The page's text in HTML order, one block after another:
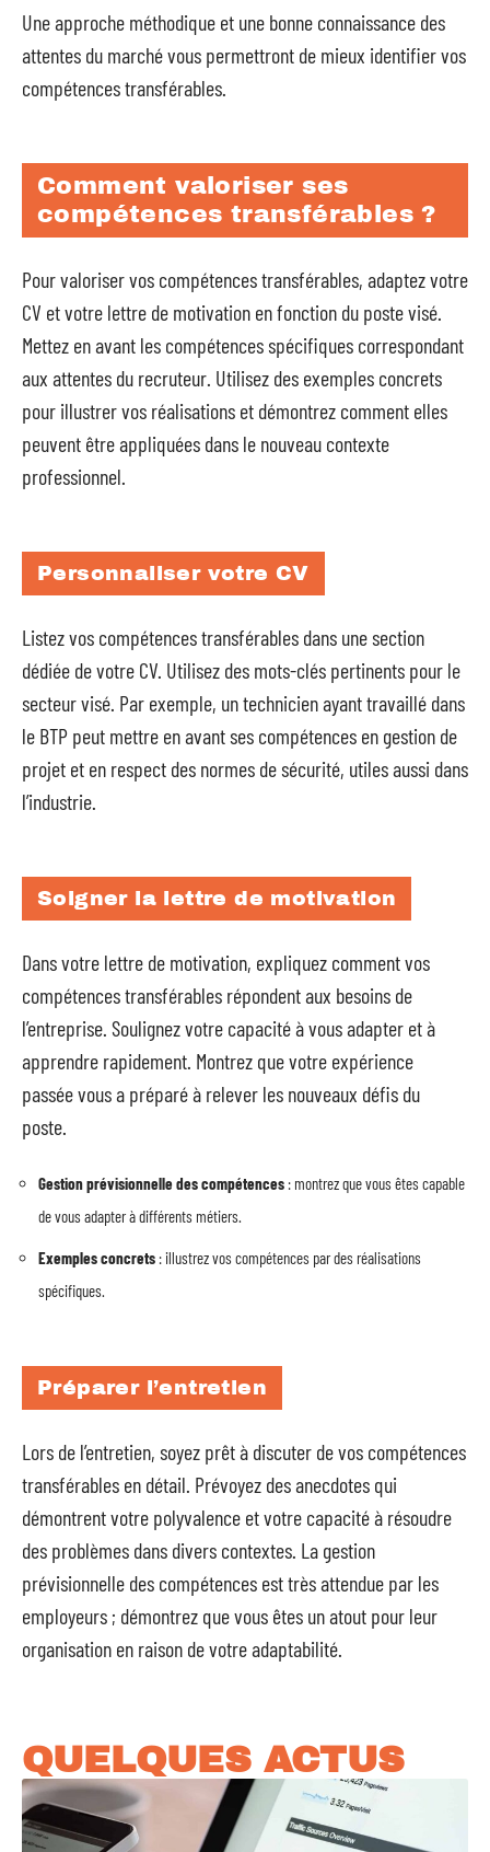
Une approche méthodique et une bonne connaissance des
attentes du marché vous permettront de mieux identifier vos
compétences transférables.
Comment valoriser ses
compétences transférables ?
Pour valoriser vos compétences transférables, adaptez votre
CV et votre lettre de motivation en fonction du poste visé.
Mettez en avant les compétences spécifiques correspondant
aux attentes du recruteur. Utilisez des exemples concrets
pour illustrer vos réalisations et démontrez comment elles
peuvent être appliquées dans le nouveau contexte
professionnel.
Personnaliser votre CV
Listez vos compétences transférables dans une section
dédiée de votre CV. Utilisez des mots-clés pertinents pour le
secteur visé. Par exemple, un technicien ayant travaillé dans
le BTP peut mettre en avant ses compétences en gestion de
projet et en respect des normes de sécurité, utiles aussi dans
l’industrie.
Soigner la lettre de motivation
Dans votre lettre de motivation, expliquez comment vos
compétences transférables répondent aux besoins de
l’entreprise. Soulignez votre capacité à vous adapter et à
apprendre rapidement. Montrez que votre expérience
passée vous a préparé à relever les nouveaux défis du
poste.
Gestion prévisionnelle des compétences : montrez que vous êtes capable
de vous adapter à différents métiers.
Exemples concrets : illustrez vos compétences par des réalisations
spécifiques.
Préparer l’entretien
Lors de l’entretien, soyez prêt à discuter de vos compétences
transférables en détail. Prévoyez des anecdotes qui
démontrent votre polyvalence et votre capacité à résoudre
des problèmes dans divers contextes. La gestion
prévisionnelle des compétences est très attendue par les
employeurs ; démontrez que vous êtes un atout pour leur
organisation en raison de votre adaptabilité.
QUELQUES ACTUS